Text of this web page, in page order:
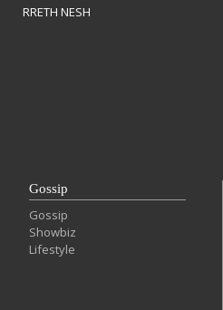
RRETH NESH
Gossip
Gossip
Showbiz
Lifestyle